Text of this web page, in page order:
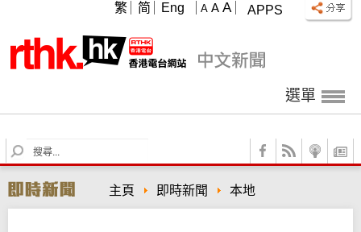
APPS
A A A
繁 简 Eng
選單
S
e
r
c
主頁 即時新聞 本地